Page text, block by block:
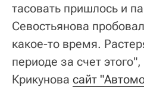
тасовать пришлось и
Севостьянова
какое-то время.
периоде за счет
Крикунова сайт